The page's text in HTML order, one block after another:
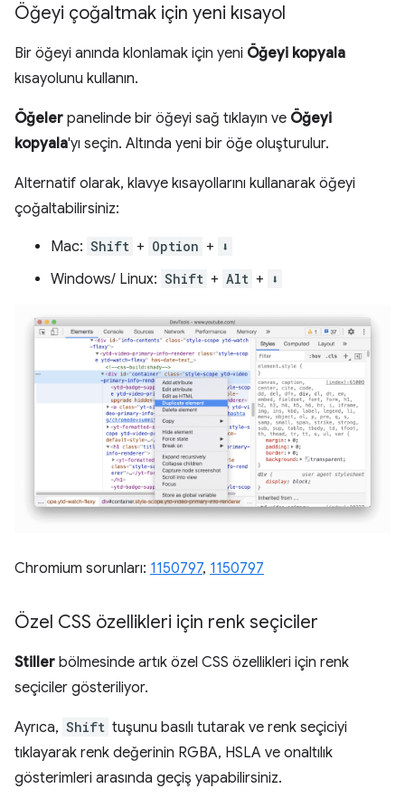
Öğeyi çoğaltmak için yeni kısayol
Bir öğeyi anında klonlamak için yeni Öğeyi kopyala
kısayolunu kullanın.
Öğeler panelinde bir öğeyi sağ tıklayın ve Öğeyi
kopyala'yı seçin. Altında yeni bir öğe oluşturulur.
Alternatif olarak, klavye kısayollarını kullanarak öğeyi
çoğaltabilirsiniz:
Mac: Shift + Option + ⬇️
Windows/ Linux: Shift + Alt + ⬇️
Chromium sorunları: 1150797, 1150797
Özel CSS özellikleri için renk seçiciler
Stiller bölmesinde artık özel CSS özellikleri için renk
seçiciler gösteriliyor.
Ayrıca, Shift tuşunu basılı tutarak ve renk seçiciyi
tıklayarak renk değerinin RGBA, HSLA ve onaltılık
gösterimleri arasında geçiş yapabilirsiniz.